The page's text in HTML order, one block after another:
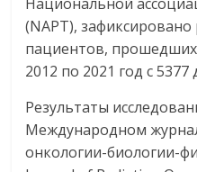
(NAPT), зафиксировано
пациентов, прошедших
2012 по 2021 год с 5377
Результаты
Международном
онкологии-биологии-